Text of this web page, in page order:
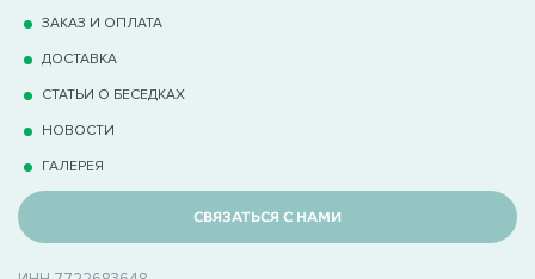
ЗАКАЗ И ОПЛАТА
ДОСТАВКА
СТАТЬИ О БЕСЕДКАХ
НОВОСТИ
ГАЛЕРЕЯ
СВЯЗАТЬСЯ С НАМИ